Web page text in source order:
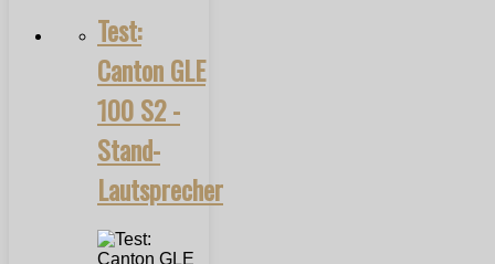
Test:
Canton GLE
100 S2 -
Stand-
Lautsprecher